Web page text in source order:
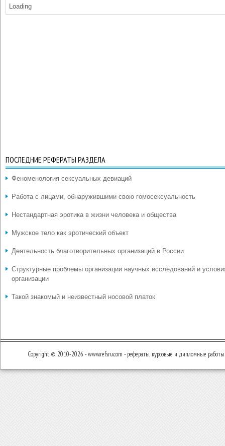
Loading
ПОСЛЕДНИЕ РЕФЕРАТЫ РАЗДЕЛА
Феноменология сексуальных девиаций
Работа с лицами, обнаружившими свою гомосексуальность
Нестандартная эротика в жизни человека и общества
Мужское тело как эротический объект
Деятельность благотворительных организаций в России
Структурные проблемы организации научных исследований и
организации
Такой знакомый и неизвестный носовой платок
Copyright © 2010-2026 - www.refsru.com - рефераты, курсовые и дипломные работы